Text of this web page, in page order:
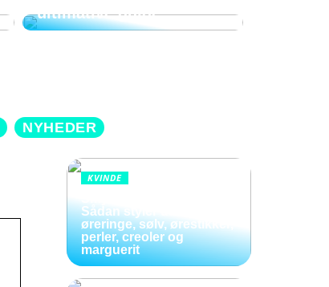
ultimative guide
NYHEDER
KVINDE
Sådan styler du hænge
øreringe, sølv, ørestikker,
perler, creoler og
marguerit